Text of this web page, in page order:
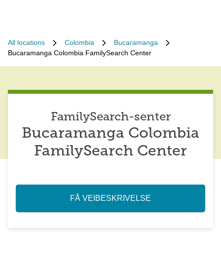
All locations Colombia
Bucaramanga
Bucaramanga Colombia FamilySearch Center
FamilySearch-senter
Bucaramanga Colombia
FamilySearch Center
FÅ VEIBESKRIVELSE